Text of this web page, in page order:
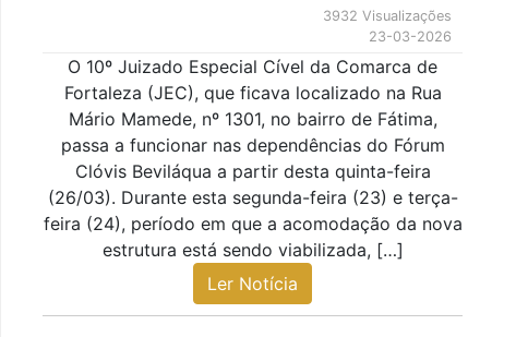
3932 Visualizações
23-03-2026
O 10º Juizado Especial Cível da Comarca de
Fortaleza (JEC), que ficava localizado na Rua
Mário Mamede, nº 1301, no bairro de Fátima,
passa a funcionar nas dependências do Fórum
Clóvis Beviláqua a partir desta quinta-feira
(26/03). Durante esta segunda-feira (23) e terça-
feira (24), período em que a acomodação da nova
estrutura está sendo viabilizada, […]
Ler Notícia